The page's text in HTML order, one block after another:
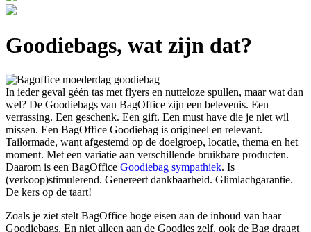
Goodiebags, wat zijn dat?
In ieder geval géén tas met flyers en nutteloze spullen, maar wat dan
wel? De Goodiebags van BagOffice zijn een belevenis. Een
verrassing. Een geschenk. Een gift. Een must have die je niet wil
missen. Een BagOffice Goodiebag is origineel en relevant.
Tailormade, want afgestemd op de doelgroep, locatie, thema en het
moment. Met een variatie aan verschillende bruikbare producten.
Daarom is een BagOffice Goodiebag sympathiek. Is
(verkoop)stimulerend. Genereert dankbaarheid. Glimlachgarantie.
De kers op de taart!
Zoals je ziet stelt BagOffice hoge eisen aan de inhoud van haar
Goodiebags. En niet alleen aan de Goodies zelf, ook de Bag draagt